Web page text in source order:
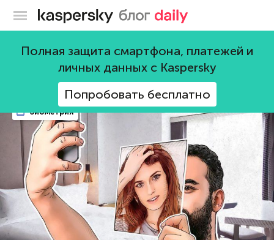
Блог Касперского
Полная защита смартфона, платежей и
личных данных с Kaspersky
Попробовать бесплатно
Технологии
159 постов
биометрия